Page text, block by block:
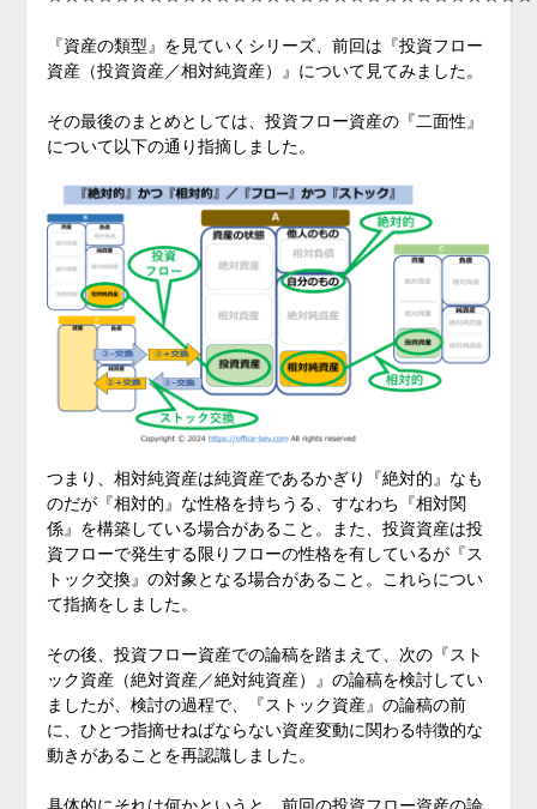
『資産の類型』を見ていくシリーズ、前回は『投資フロー
資産（投資資産／相対純資産）』について見てみました。
その最後のまとめとしては、投資フロー資産の『二面性』
について以下の通り指摘しました。
つまり、相対純資産は純資産であるかぎり『絶対的』なも
のだが『相対的』な性格を持ちうる、すなわち『相対関
係』を構築している場合があること。また、投資資産は投
資フローで発生する限りフローの性格を有しているが『ス
トック交換』の対象となる場合があること。これらについ
て指摘をしました。
その後、投資フロー資産での論稿を踏まえて、次の『スト
ック資産（絶対資産／絶対純資産）』の論稿を検討してい
ましたが、検討の過程で、『ストック資産』の論稿の前
に、ひとつ指摘せねばならない資産変動に関わる特徴的な
動きがあることを再認識しました。
具体的にそれは何かというと、前回の投資フロー資産の論